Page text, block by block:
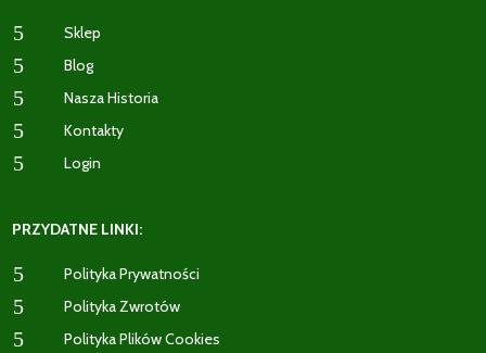
5 Sklep
5 Blog
5 Nasza Historia
5 Kontakty
5 Login
PRZYDATNE LINKI:
5 Polityka Prywatności
5 Polityka Zwrotów
5 Polityka Plików Cookies